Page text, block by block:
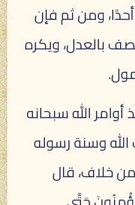
ومن ثم فإن
بالعدل، ويكره
الله سبحانه
وسنة رسوله
خلاف، قال